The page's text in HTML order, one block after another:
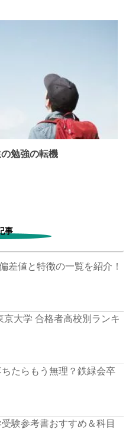
勉強の転機
事
差値と特徴の一覧を紹介！
京大学 合格者高校別ランキ
たらもう無理？鉄緑会卒
験参考書おすすめ＆科目